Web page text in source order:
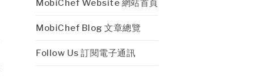
MobiChef Website 網站首頁
MobiChef Blog 文章總覽
Follow Us 訂閱電子通訊